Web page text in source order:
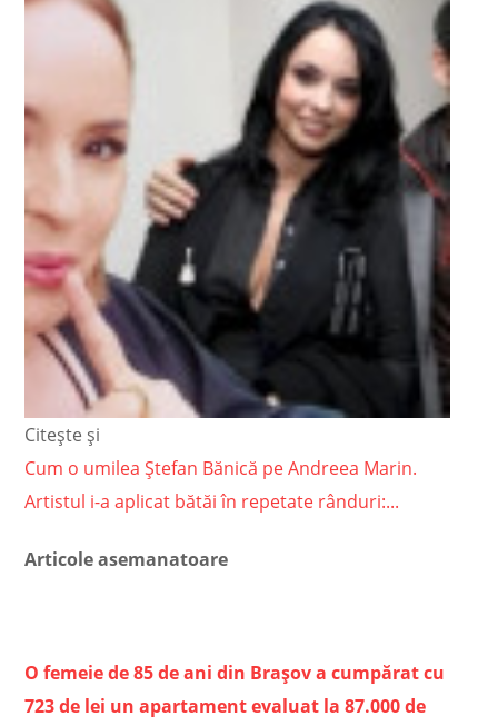
Citește și
Cum o umilea Ștefan Bănică pe Andreea Marin.
Artistul i-a aplicat bătăi în repetate rânduri:...
Articole asemanatoare
O femeie de 85 de ani din Braşov a cumpărat cu
723 de lei un apartament evaluat la 87.000 de